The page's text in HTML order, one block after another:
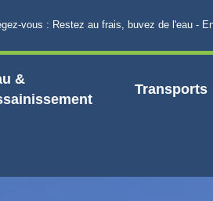
: Restez au frais, buvez de l'eau - En cas
&
Transports